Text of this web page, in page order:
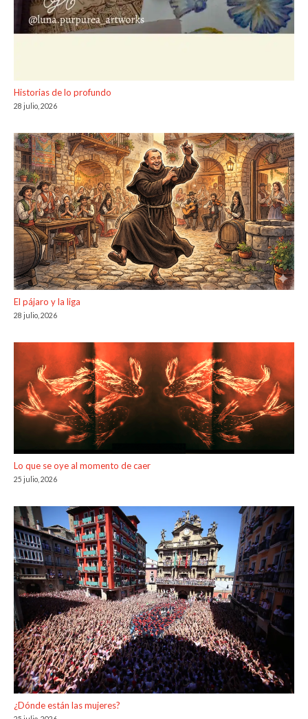
Historias de lo profundo
28 julio, 2026
El pájaro y la liga
28 julio, 2026
Lo que se oye al momento de caer
25 julio, 2026
¿Dónde están las mujeres?